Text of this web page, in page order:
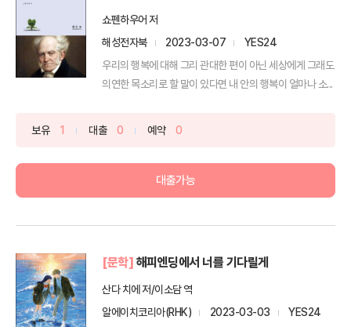
쇼펜하우어 저
해성전자북
2023-03-07
YES24
우리의 행복에 대해 그리 관대한 편이 아닌 세상에게 그래도
의연한 목소리로 할 말이 있다면 내 안의 행복이 얼마나 소...
보유 1 대출 0 예약 0
대출가능
[문학] 해피엔딩에서 너를 기다릴게
산다 치에 저/이소담 역
알에이치코리아(RHK)
2023-03-03
YES24